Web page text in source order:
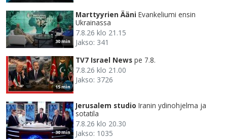
30 min
Marttyyrien Ääni Evankeliumi ensin
Ukrainassa
7.8.26 klo 21.15
Jakso: 341
15 min
TV7 Israel News pe 7.8.
7.8.26 klo 21.00
Jakso: 3726
30 min
Jerusalem studio Iranin ydinohjelma ja
sotatila
7.8.26 klo 20.30
Jakso: 1035